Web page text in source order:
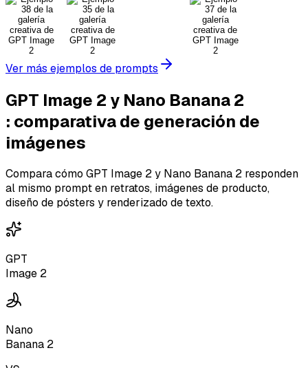
Ver más ejemplos de prompts
GPT Image 2 y Nano Banana 2
: comparativa de generación de
imágenes
Compara cómo GPT Image 2 y Nano Banana 2 responden
al mismo prompt en retratos, imágenes de producto,
diseño de pósters y renderizado de texto.
GPT
Image 2
Nano
Banana 2